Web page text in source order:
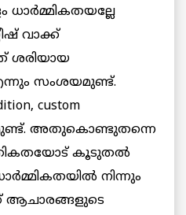
ധാര്‍മ്മികതയല്ലേ
വാക്ക്
ശരിയായ
സംശയമുണ്ട്.
custom
അതുകൊണ്ടുതന്നെ
കൂടുതല്‍
നിന്നും
ആചാരങ്ങളുടെ